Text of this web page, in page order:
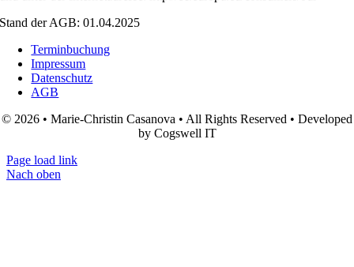
Stand der AGB: 01.04.2025
Terminbuchung
Impressum
Datenschutz
AGB
© 2026 • Marie-Christin Casanova • All Rights Reserved • Developed
by Cogswell IT
Page load link
Nach oben